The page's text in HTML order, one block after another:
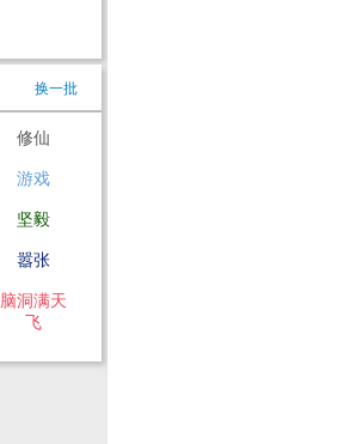
换一批
修仙
游戏
坚毅
嚣张
脑洞满天
飞